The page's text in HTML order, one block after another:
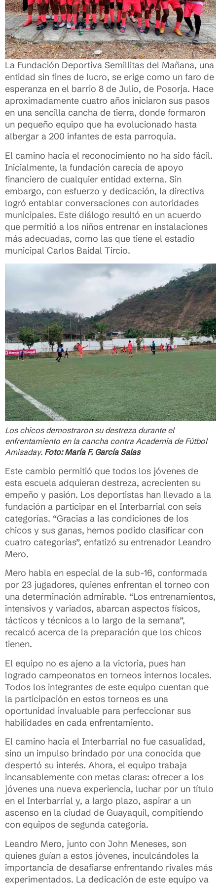
La Fundación Deportiva Semillitas del Mañana, una
entidad sin fines de lucro, se erige como un faro de
esperanza en el barrio 8 de Julio, de Posorja. Hace
aproximadamente cuatro años iniciaron sus pasos
en una sencilla cancha de tierra, donde formaron
un pequeño equipo que ha evolucionado hasta
albergar a 200 infantes de esta parroquia.
El camino hacia el reconocimiento no ha sido fácil.
Inicialmente, la fundación carecía de apoyo
financiero de cualquier entidad externa. Sin
embargo, con esfuerzo y dedicación, la directiva
logró entablar conversaciones con autoridades
municipales. Este diálogo resultó en un acuerdo
que permitió a los niños entrenar en instalaciones
más adecuadas, como las que tiene el estadio
municipal Carlos Baidal Tircio.
Los chicos demostraron su destreza durante el
enfrentamiento en la cancha contra Academia de Fútbol
Amisaday. Foto: María F. García Salas
Este cambio permitió que todos los jóvenes de
esta escuela adquieran destreza, acrecienten su
empeño y pasión. Los deportistas han llevado a la
fundación a participar en el Interbarrial con seis
categorías. “Gracias a las condiciones de los
chicos y sus ganas, hemos podido clasificar con
cuatro categorías”, enfatizó su entrenador Leandro
Mero.
Mero habla en especial de la sub-16, conformada
por 23 jugadores, quienes enfrentan el torneo con
una determinación admirable. “Los entrenamientos,
intensivos y variados, abarcan aspectos físicos,
tácticos y técnicos a lo largo de la semana”,
recalcó acerca de la preparación que los chicos
tienen.
El equipo no es ajeno a la victoria, pues han
logrado campeonatos en torneos internos locales.
Todos los integrantes de este equipo cuentan que
la participación en estos torneos es una
oportunidad invaluable para perfeccionar sus
habilidades en cada enfrentamiento.
El camino hacia el Interbarrial no fue casualidad,
sino un impulso brindado por una conocida que
despertó su interés. Ahora, el equipo trabaja
incansablemente con metas claras: ofrecer a los
jóvenes una nueva experiencia, luchar por un título
en el Interbarrial y, a largo plazo, aspirar a un
ascenso en la ciudad de Guayaquil, compitiendo
con equipos de segunda categoría.
Leandro Mero, junto con John Meneses, son
quienes guían a estos jóvenes, inculcándoles la
importancia de desafiarse enfrentando rivales más
experimentados. La dedicación de este equipo va